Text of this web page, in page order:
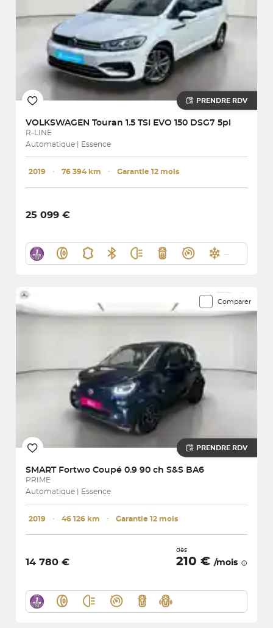
PRENDRE RDV
VOLKSWAGEN Touran 1.5 TSI EVO 150 DSG7 5pl
R-LINE
Automatique | Essence
2019 ･ 76 394 km ･ Garantie 12 mois
25 099 €
Comparer
PRENDRE RDV
SMART Fortwo Coupé 0.9 90 ch S&S BA6
PRIME
Automatique | Essence
2019 ･ 46 126 km ･ Garantie 12 mois
14 780 €
dès
210 € /mois